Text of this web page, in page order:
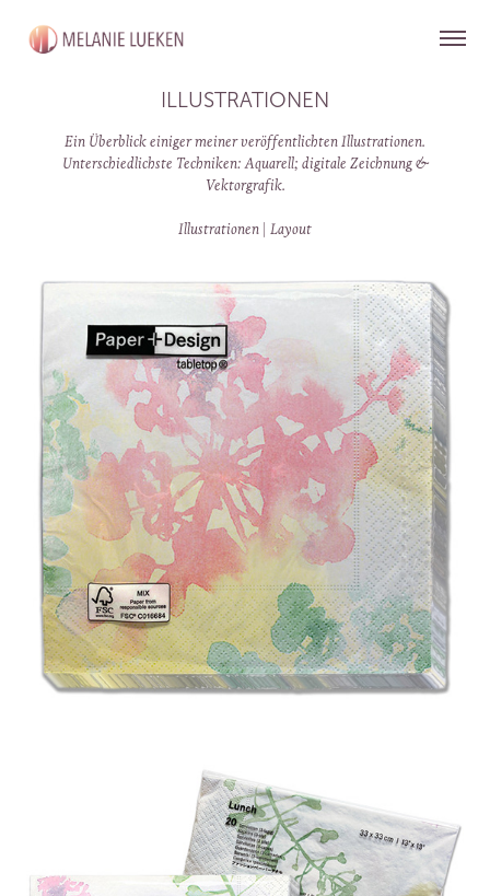
ILLUSTRATIONEN
Ein Überblick einiger meiner veröffentlichten Illustrationen.
Unterschiedlichste Techniken: Aquarell; digitale Zeichnung &
Vektorgrafik.
Illustrationen | Layout